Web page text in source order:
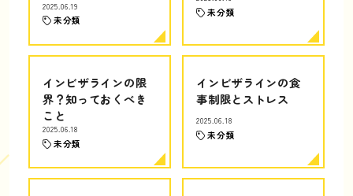
2025.06.19
未分類
未分類
インビザラインの限
界？知っておくべき
こと
2025.06.18
未分類
インビザラインの食
事制限とストレス
2025.06.18
未分類